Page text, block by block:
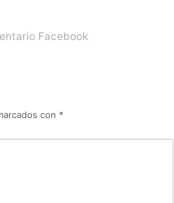
Facebook
con *